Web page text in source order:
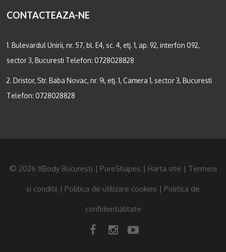
CONTACTEAZA-NE
1. Bulevardul Unirii, nr. 57, bl. E4, sc. 4, etj. 1, ap. 92, interfon 092,
sector 3, Bucuresti Telefon: 0728028828
2. Dristor, Str. Baba Novac, nr. 9i, etj. 1, Camera 1, sector 3, Bucuresti
Telefon: 0728028828
© 2026 XBody Bucuresti | PureShapes | Harta site | Termeni
si conditii | Politica de utilizare cookies | Politica de
confidentialitate